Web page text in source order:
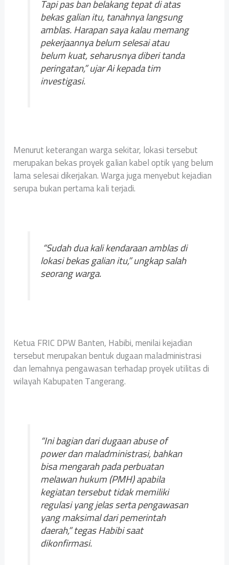
Tapi pas ban belakang tepat di atas
bekas galian itu, tanahnya langsung
amblas. Harapan saya kalau memang
pekerjaannya belum selesai atau
belum kuat, seharusnya diberi tanda
peringatan,” ujar Ai kepada tim
investigasi.
Menurut keterangan warga sekitar, lokasi tersebut
merupakan bekas proyek galian kabel optik yang belum
lama selesai dikerjakan. Warga juga menyebut kejadian
serupa bukan pertama kali terjadi.
“Sudah dua kali kendaraan amblas di
lokasi bekas galian itu,” ungkap salah
seorang warga.
Ketua FRIC DPW Banten, Habibi, menilai kejadian
tersebut merupakan bentuk dugaan maladministrasi
dan lemahnya pengawasan terhadap proyek utilitas di
wilayah Kabupaten Tangerang.
“Ini bagian dari dugaan abuse of
power dan maladministrasi, bahkan
bisa mengarah pada perbuatan
melawan hukum (PMH) apabila
kegiatan tersebut tidak memiliki
regulasi yang jelas serta pengawasan
yang maksimal dari pemerintah
daerah,” tegas Habibi saat
dikonfirmasi.